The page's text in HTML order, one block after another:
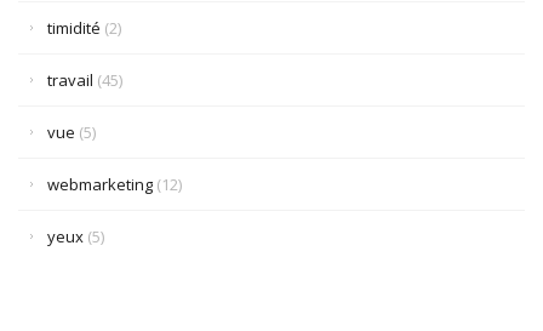
timidité (2)
travail (45)
vue (5)
webmarketing (12)
yeux (5)